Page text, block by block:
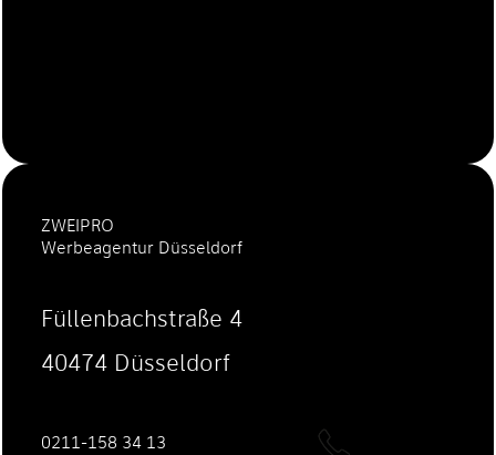
ZWEIPRO
Werbeagentur Düsseldorf
Füllenbachstraße 4
40474 Düsseldorf
0211-158 34 13